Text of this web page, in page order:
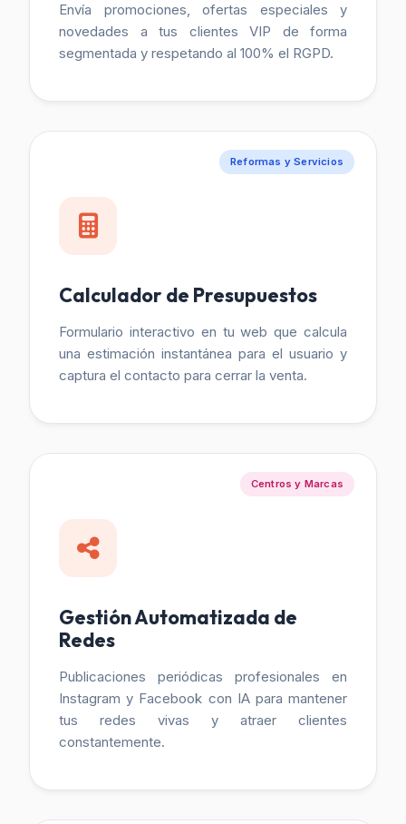
Envía promociones, ofertas especiales y
novedades a tus clientes VIP de forma
segmentada y respetando al 100% el RGPD.
Reformas y Servicios
Calculador de Presupuestos
Formulario interactivo en tu web que calcula
una estimación instantánea para el usuario y
captura el contacto para cerrar la venta.
Centros y Marcas
Gestión Automatizada de
Redes
Publicaciones periódicas profesionales en
Instagram y Facebook con IA para mantener
tus redes vivas y atraer clientes
constantemente.